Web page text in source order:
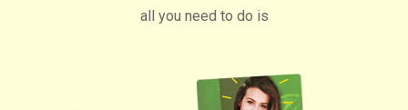
all you need to do is